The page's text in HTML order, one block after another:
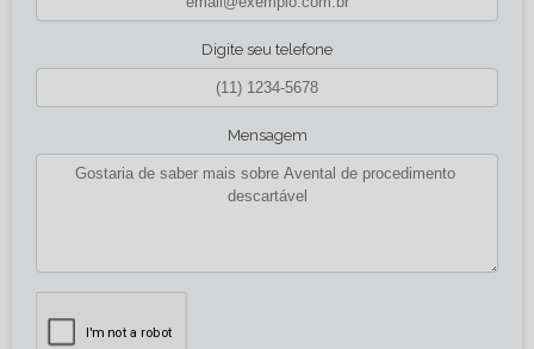
Digite seu telefone
Mensagem